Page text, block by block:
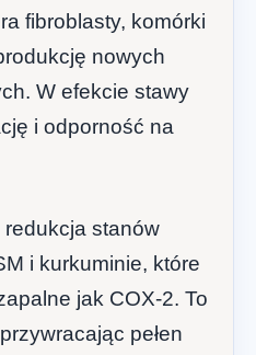
fibroblasty, komórki
nowych
W efekcie stawy
i odporność na
stanów
i kurkuminie, które
jak COX-2. To
pełen